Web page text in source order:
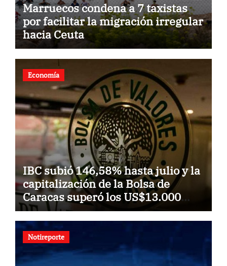
Marruecos condena a 7 taxistas
por facilitar la migración irregular
hacia Ceuta
Economía
IBC subió 146,58% hasta julio y la
capitalización de la Bolsa de
Caracas superó los US$13.000
millones
Notireporte